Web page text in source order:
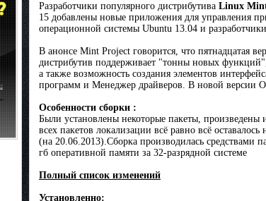
Разработчики популярного дистрибутива Linux
15 добавлены новые приложения для управления
операционной системы Ubuntu 13.04 и
В анонсе Mint Project говорится, что пятнадцатая
дистрибутив поддерживает "тонны новых
а также возможность создания элементов
программ и Менеджер драйверов. В новой версии
Особенности сборки :
Были установлены некоторые пакеты, произведены
всех пакетов локализации всё равно всё
(на 20.06.2013).Сборка производилась средствами
гб оперативной памяти за 32-разрядной системе
Полный список изменений
Установленно: